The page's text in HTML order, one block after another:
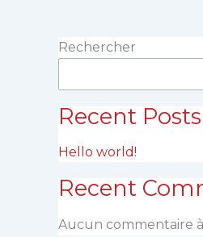
Rechercher
Recent Posts
Hello world!
Recent
Aucun commentaire